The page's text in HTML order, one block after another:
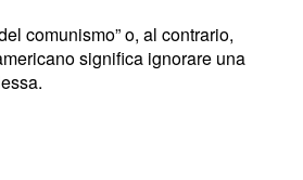
comunismo” o, al contrario,
significa ignorare una